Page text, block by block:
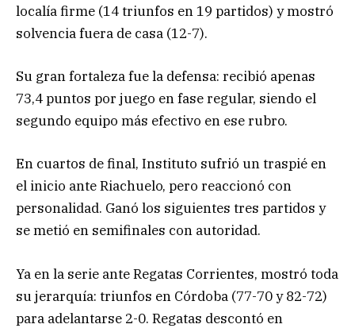
localía firme (14 triunfos en 19 partidos) y mostró
solvencia fuera de casa (12-7).
Su gran fortaleza fue la defensa: recibió apenas
73,4 puntos por juego en fase regular, siendo el
segundo equipo más efectivo en ese rubro.
En cuartos de final, Instituto sufrió un traspié en
el inicio ante Riachuelo, pero reaccionó con
personalidad. Ganó los siguientes tres partidos y
se metió en semifinales con autoridad.
Ya en la serie ante Regatas Corrientes, mostró toda
su jerarquía: triunfos en Córdoba (77-70 y 82-72)
para adelantarse 2-0. Regatas descontó en